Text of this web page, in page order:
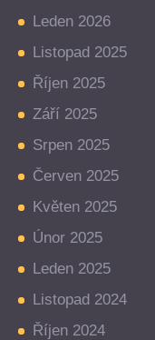
Leden 2026
Listopad 2025
Říjen 2025
Září 2025
Srpen 2025
Červen 2025
Květen 2025
Únor 2025
Leden 2025
Listopad 2024
Říjen 2024